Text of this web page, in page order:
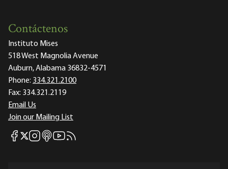
Contáctenos
Instituto Mises
518 West Magnolia Avenue
Auburn, Alabama 36832-4571
Phone: 334.321.2100
Fax: 334.321.2119
Email Us
Join our Mailing List
Mises Facebook
Mises X
Mises Instagram
Mises itunes
Mises Youtube
Mises RSS feed